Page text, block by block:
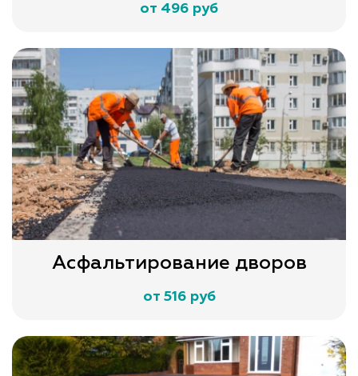
от 496 руб
Асфальтирование дворов
от 516 руб